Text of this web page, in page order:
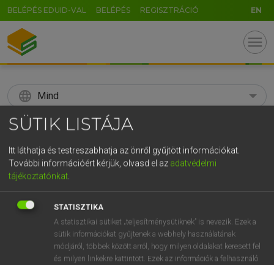
BELÉPÉS EDUID-VAL BELÉPÉS REGISZTRÁCIÓ EN
menu
language Mind
search
KERESÉS
Díjmentes angol szótár
béta
SÜTIK LISTÁJA
Itt láthatja és testreszabhatja az önről gyűjtött információkat.
További információért kérjük, olvasd el az adatvédelmi
tájékoztatónkat
STATISZTIKA
A statisztikai sütiket „teljesítménysütiknek” is nevezik. Ezek a
sütik információkat gyűjtenek a webhely használatának
módjáról, többek között arról, hogy milyen oldalakat keresett fel
és milyen linkekre kattintott. Ezek az információk a felhasználó
GR
5 6 7 8 9 ö ü ó
r t z u i o p ő ú
k l ű
n m , . AltGr